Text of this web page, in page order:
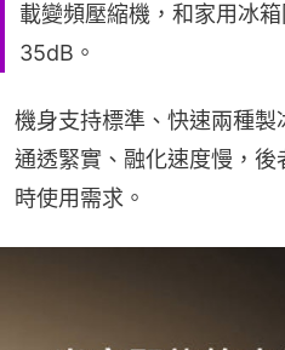
載變頻壓縮機，和家用冰
35dB。
機身支持標準、快速兩種
通透緊實、融化速度慢，
時使用需求。